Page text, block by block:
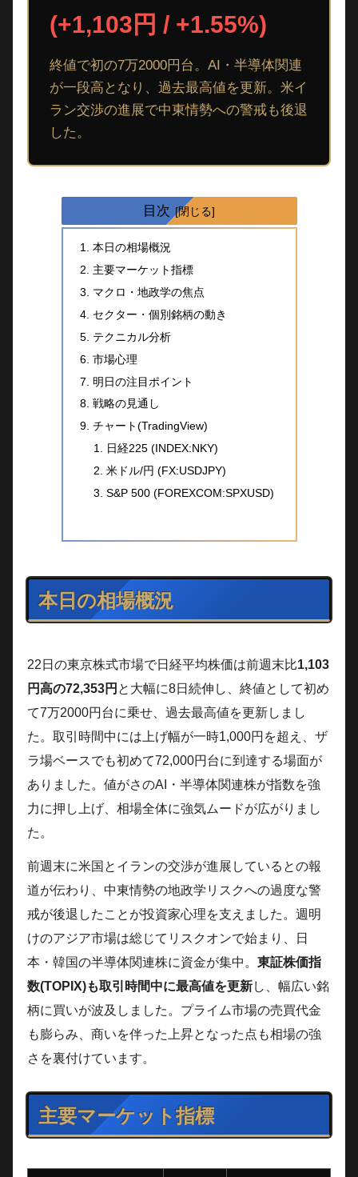
(+1,103円 / +1.55%)
終値で初の7万2000円台。AI・半導体関連
が一段高となり、過去最高値を更新。米イ
ラン交渉の進展で中東情勢への警戒も後退
した。
目次
本日の相場概況
主要マーケット指標
マクロ・地政学の焦点
セクター・個別銘柄の動き
テクニカル分析
市場心理
明日の注目ポイント
戦略の見通し
チャート(TradingView)
日経225 (INDEX:NKY)
米ドル/円 (FX:USDJPY)
S&P 500 (FOREXCOM:SPXUSD)
本日の相場概況
22日の東京株式市場で日経平均株価は前週末比1,103
円高の72,353円 と大幅に8日続伸し、終値として初め
て7万2000円台に乗せ、過去最高値を更新しまし
た。取引時間中には上げ幅が一時1,000円を超え、ザ
ラ場ベースでも初めて72,000円台に到達する場面が
ありました。値がさのAI・半導体関連株が指数を強
力に押し上げ、相場全体に強気ムードが広がりまし
た。
前週末に米国とイランの交渉が進展しているとの報
道が伝わり、中東情勢の地政学リスクへの過度な警
戒が後退したことが投資家心理を支えました。週明
けのアジア市場は総じてリスクオンで始まり、日
本・韓国の半導体関連株に資金が集中。 東証株価指
数(TOPIX)も取引時間中に最高値を更新し、幅広い銘
柄に買いが波及しました。プライム市場の売買代金
も膨らみ、商いを伴った上昇となった点も相場の強
さを裏付けています。
主要マーケット指標